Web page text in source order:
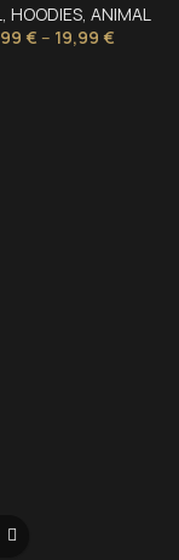
, HOODIES, ANIMAL
€ – 19,99 €